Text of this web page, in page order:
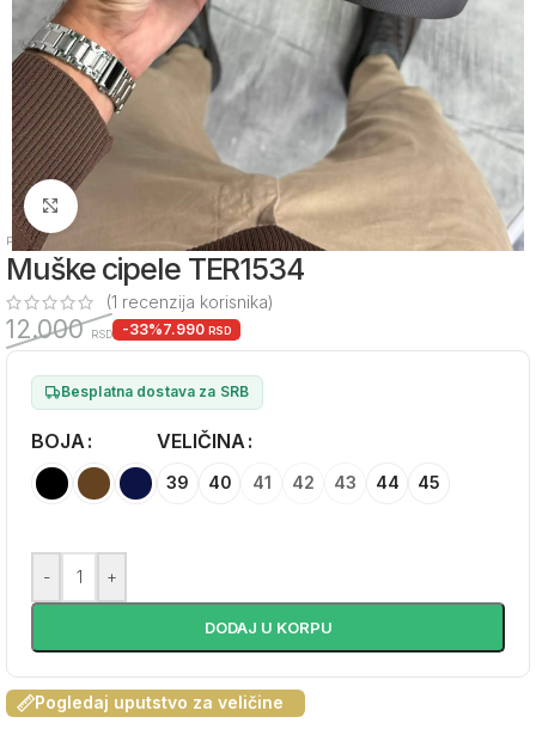
Zumiraj sliku
Početna Muške kožne patike
Muške cipele TER1534
(1 recenzija korisnika)
12.000RSD -33%7.990 RSD
Besplatna dostava za SRB
BOJA VELIČINA
39 40 41 42 43 44 45
- +
DODAJ U KORPU
Alternative:
Pogledaj uputstvo za veličine